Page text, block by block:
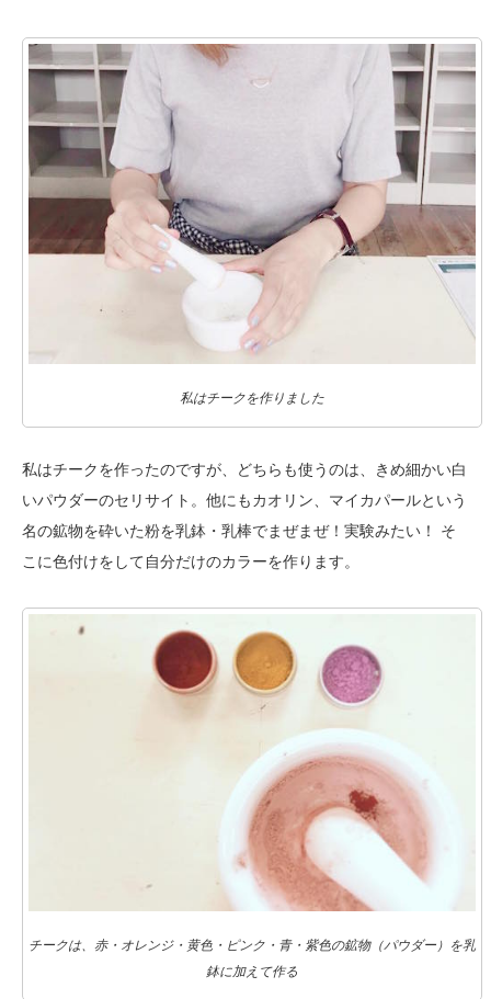
私はチークを作りました
私はチークを作ったのですが、どちらも使うのは、きめ細かい白
いパウダーのセリサイト。他にもカオリン、マイカパールという
名の鉱物を砕いた粉を乳鉢・乳棒でまぜまぜ！実験みたい！ そ
こに色付けをして自分だけのカラーを作ります。
チークは、赤・オレンジ・黄色・ピンク・青・紫色の鉱物（パウダー）を乳
鉢に加えて作る